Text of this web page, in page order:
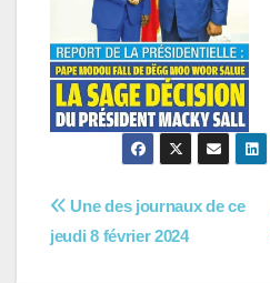
Navigation
de
Une des journaux de ce
jeudi 8 février 2024